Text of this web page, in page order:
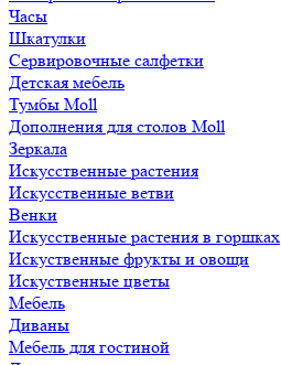
Часы
Шкатулки
Сервировочные салфетки
Детская мебель
Тумбы Moll
Дополнения для столов Moll
Зеркала
Искусственные растения
Искусственные ветви
Венки
Искусственные растения в горшках
Искуственные фрукты и овощи
Искуственные цветы
Мебель
Диваны
Мебель для гостиной